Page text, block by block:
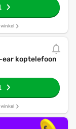
ear koptelefoon